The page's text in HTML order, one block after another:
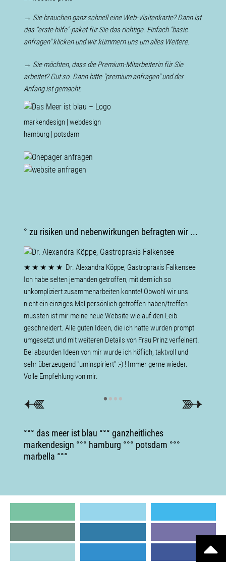
→ Sie brauchen ganz schnell eine Web-Visitenkarte? Dann ist
das "erste hilfe"-paket für Sie das richtige. Einfach "basic
anfragen" klicken und wir kümmern uns um alles Weitere.
→ Sie möchten, dass die Premium-Mitarbeiterin für Sie
arbeitet? Gut so. Dann bitte "premium anfragen" und der
Anfang ist gemacht.
markendesign | webdesign
hamburg | potsdam
° zu risiken und nebenwirkungen befragten wir ...
★ ★ ★ ★ ★ Dr. Alexandra Köppe, Gastropraxis Falkensee
Ich habe selten jemanden getroffen, mit dem ich so
unkompliziert zusammenarbeiten konnte! Obwohl wir uns
nicht ein einziges Mal persönlich getroffen haben/treffen
mussten ist mir meine neue Website wie auf den Leib
geschneidert. Alle guten Ideen, die ich hatte wurden prompt
umgesetzt und mit weiteren Details von Frau Prinz verfeinert.
Bei absurden Ideen von mir wurde ich höflich, taktvoll und
sehr überzeugend "uminspiriert" :-) ! Immer gerne wieder.
Volle Empfehlung von mir.
••••
°°° das meer ist blau °°° ganzheitliches
markendesign °°° hamburg °°° potsdam °°°
marbella °°°